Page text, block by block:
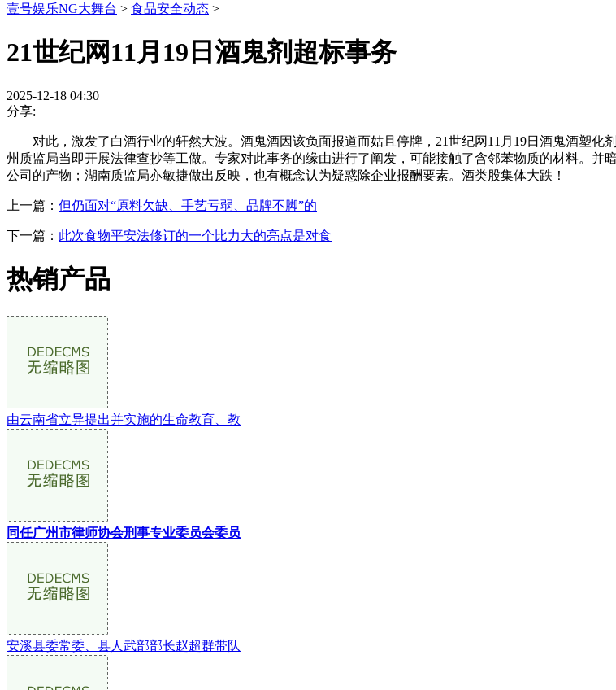
壹号娱乐NG大舞台 > 食品安全动态 >
21世纪网11月19日酒鬼剂超标事务
2025-12-18 04:30
分享:
对此，激发了白酒行业的轩然大波。酒鬼酒因该负面报道而姑且停牌，21世纪网11月19日酒鬼酒塑化
州质监局当即开展法律查抄等工做。专家对此事务的缘由进行了阐发，可能接触了含邻苯物质的材料。
公司的产物；湖南质监局亦敏捷做出反映，也有概念认为疑惑除企业报酬要素。酒类股集体大跌！
上一篇： 但仍面对“原料欠缺、手艺亏弱、品牌不脚”的
下一篇： 此次食物平安法修订的一个比力大的亮点是对食
热销产品
由云南省立异提出并实施的生命教育、教
同任广州市律师协会刑事专业委员会委员
安溪县委常委、县人武部部长赵超群带队